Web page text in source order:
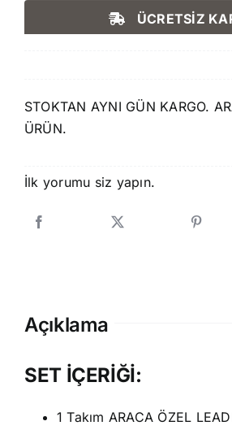
fiyat:
2.590,00
andaki
fiyat:
ÜCRETSİZ
STOKTAN AYNI GÜN KARGO.
ÜRÜN.
İlk yorumu siz yapın.
Açıklama
SET İÇERİĞİ:
1 Takım ARACA ÖZEL